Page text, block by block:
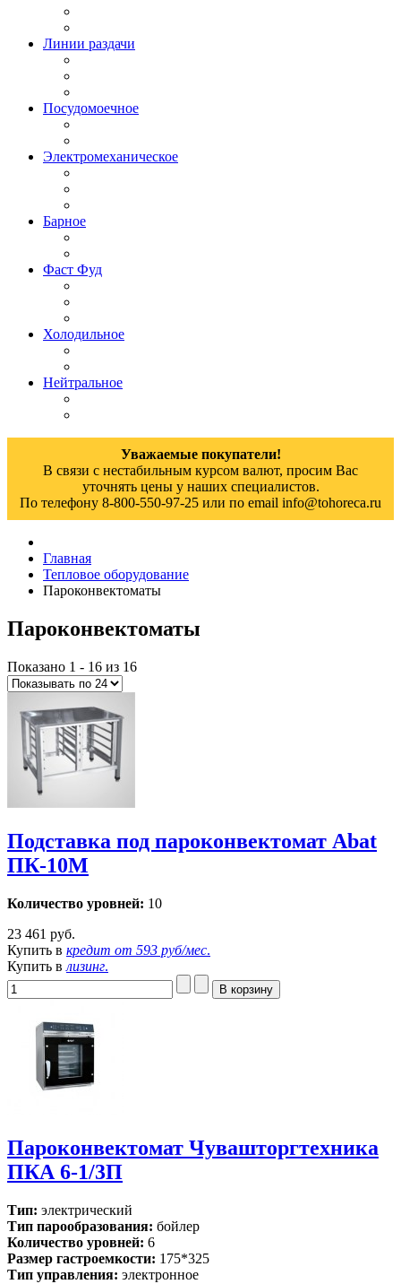
Линии раздачи
Посудомоечное
Электромеханическое
Барное
Фаст Фуд
Холодильное
Нейтральное
Уважаемые покупатели!
В связи с нестабильным курсом валют, просим Вас
уточнять цены у наших специалистов.
По телефону 8-800-550-97-25 или по email info@tohoreca.ru
Главная
Тепловое оборудование
Пароконвектоматы
Пароконвектоматы
Показано 1 - 16 из 16
Подставка под пароконвектомат Abat
ПК-10М
Количество уровней: 10
23 461 руб.
Купить в кредит от 593 руб/мес.
Купить в лизинг.
Пароконвектомат Чувашторгтехника
ПКА 6-1/3П
Тип: электрический
Тип парообразования: бойлер
Количество уровней: 6
Размер гастроемкости: 175*325
Тип управления: электронное